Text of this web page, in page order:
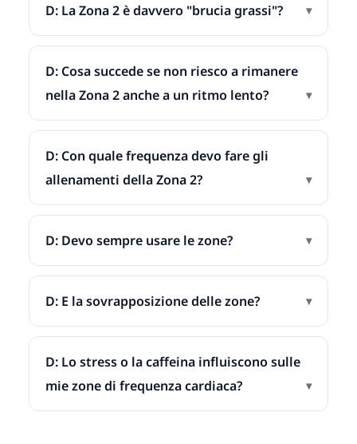
D: La Zona 2 è davvero "brucia grassi"?
D: Cosa succede se non riesco a rimanere
nella Zona 2 anche a un ritmo lento?
D: Con quale frequenza devo fare gli
allenamenti della Zona 2?
D: Devo sempre usare le zone?
D: E la sovrapposizione delle zone?
D: Lo stress o la caffeina influiscono sulle
mie zone di frequenza cardiaca?